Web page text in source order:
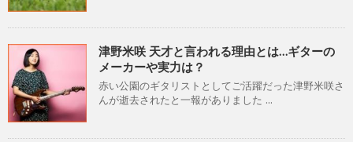
津野米咲 天才と言われる理由とは…ギターの
メーカーや実力は？
赤い公園のギタリストとしてご活躍だった津野米咲さ
んが逝去されたと一報がありました ...